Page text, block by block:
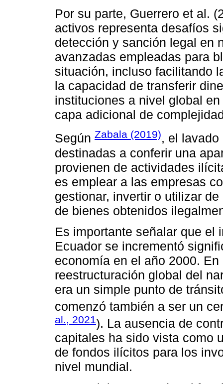
Por su parte, Guerrero et al.
activos representa desafíos
detección y sanción legal en
avanzadas empleadas para
situación, incluso facilitando
la capacidad de transferir
instituciones a nivel global
capa adicional de
Según Zabala (2019), el
destinadas a conferir una
provienen de actividades
es emplear a las empresas
gestionar, invertir o utilizar
de bienes obtenidos
Es importante señalar que el
Ecuador se incrementó
economía en el año 2000.
reestructuración global del
era un simple punto de
comenzó también a ser un
al., 2021). La ausencia de
capitales ha sido vista como
de fondos ilícitos para los
nivel mundial.